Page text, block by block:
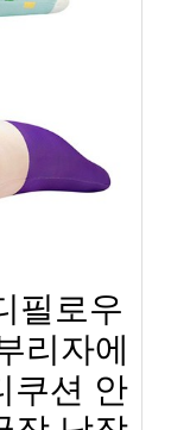
필로우
리자에
쿠션 안